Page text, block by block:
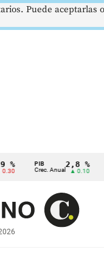
PIB
Crec. Anual
2,8 %
▲ 0.10
TRM
Tasa
Puede aceptarlas